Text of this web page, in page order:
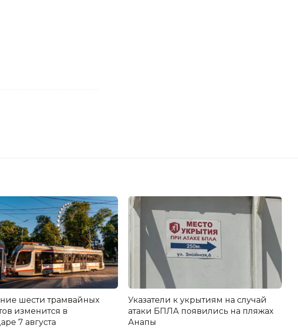
шести трамвайных
изменится в
7 августа
Указатели к укрытиям на случай
атаки БПЛА появились на пляжах
Анапы